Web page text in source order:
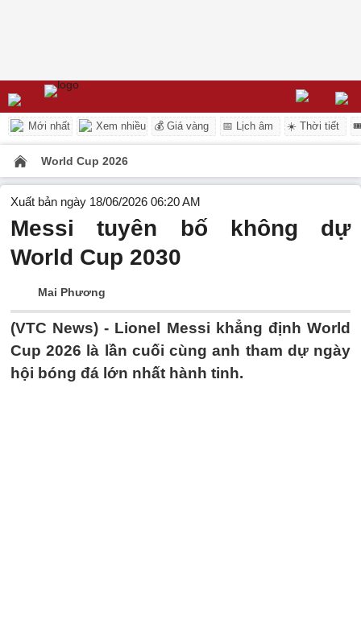
Mới nhất Xem nhiều 💰 Giá vàng 📅 Lịch âm ☀️ Thời tiết
World Cup 2026
Xuất bản ngày 18/06/2026 06:20 AM
Messi tuyên bố không dự
World Cup 2030
Mai Phương
(VTC News) - Lionel Messi khẳng định World
Cup 2026 là lần cuối cùng anh tham dự ngày
hội bóng đá lớn nhất hành tinh.